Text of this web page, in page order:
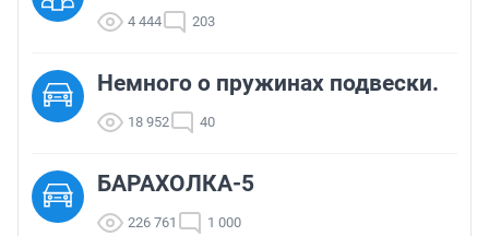
4 444 203
Немного о пружинах подвески.
18 952 40
БАРАХОЛКА-5
226 761 1 000